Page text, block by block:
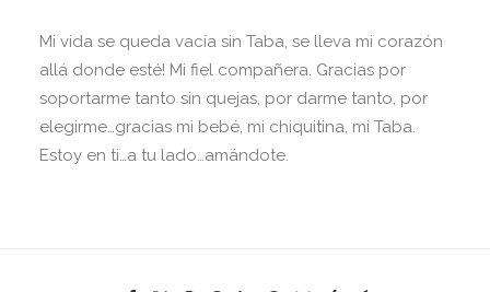
Mi vida se queda vacía sin Taba, se lleva mi corazón
allá donde esté! Mi fiel compañera. Gracias por
soportarme tanto sin quejas, por darme tanto, por
elegirme…gracias mi bebé, mi chiquitina, mi Taba.
Estoy en ti…a tu lado…amándote.